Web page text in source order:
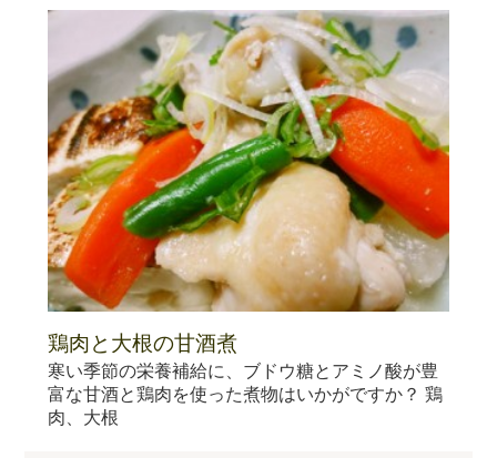
鶏肉と大根の甘酒煮
寒い季節の栄養補給に、ブドウ糖とアミノ酸が豊
富な甘酒と鶏肉を使った煮物はいかがですか？ 鶏
肉、大根